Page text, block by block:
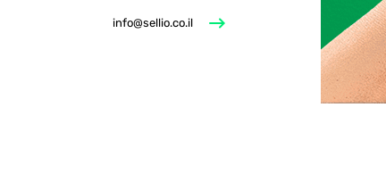
info@sellio.co.il